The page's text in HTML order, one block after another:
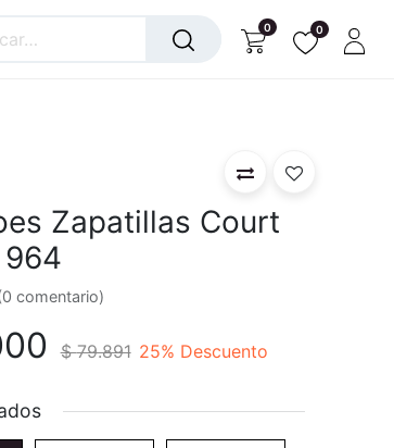
0 0
Zapatillas Court
comentario)
$79.891 25% Descuento